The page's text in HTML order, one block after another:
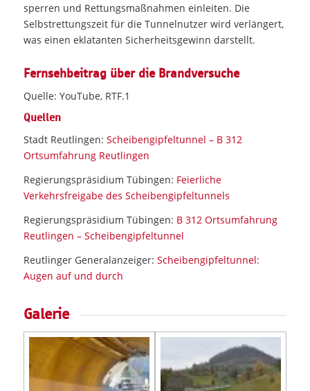
sperren und Rettungsmaßnahmen einleiten. Die
Selbstrettungszeit für die Tunnelnutzer wird verlängert,
was einen eklatanten Sicherheitsgewinn darstellt.
Fernsehbeitrag über die Brandversuche
Quelle: YouTube, RTF.1
Quellen
Stadt Reutlingen: Scheibengipfeltunnel – B 312
Ortsumfahrung Reutlingen
Regierungspräsidium Tübingen: Feierliche
Verkehrsfreigabe des Scheibengipfeltunnels
Regierungspräsidium Tübingen: B 312 Ortsumfahrung
Reutlingen – Scheibengipfeltunnel
Reutlinger Generalanzeiger: Scheibengipfeltunnel:
Augen auf und durch
Galerie